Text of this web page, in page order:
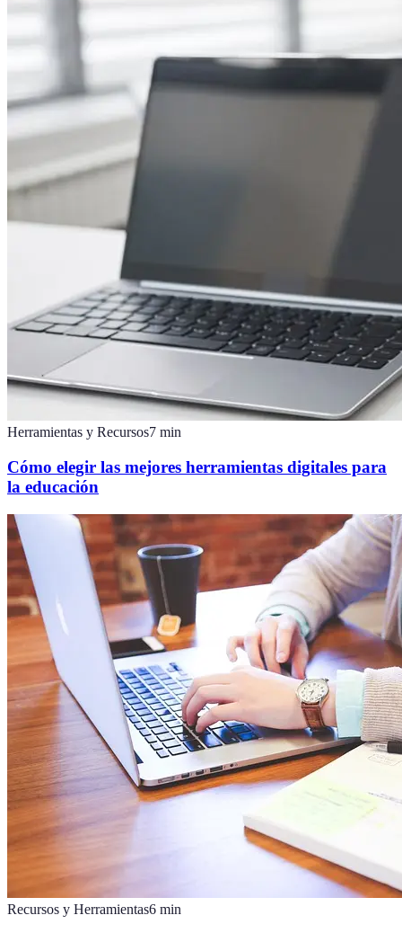
Herramientas y Recursos7 min
Cómo elegir las mejores herramientas digitales para
la educación
Recursos y Herramientas6 min